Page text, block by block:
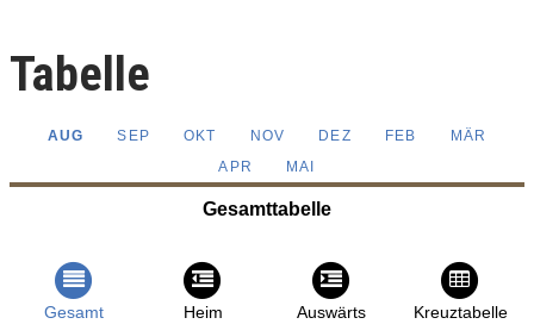
Tabelle
AUG SEP OKT NOV DEZ FEB
MÄR
APR
MAI
Gesamttabelle
Gesamt Heim Auswärts Kreuztabelle